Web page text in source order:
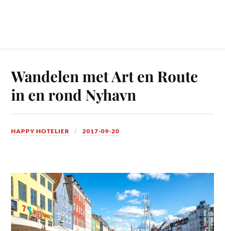
Wandelen met Art en Route
in en rond Nyhavn
HAPPY HOTELIER 2017-09-20